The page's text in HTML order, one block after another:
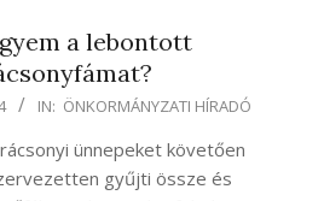
a lebontott
IN: ÖNKORMÁNYZATI HÍRADÓ
ünnepeket követően
gyűjti össze és